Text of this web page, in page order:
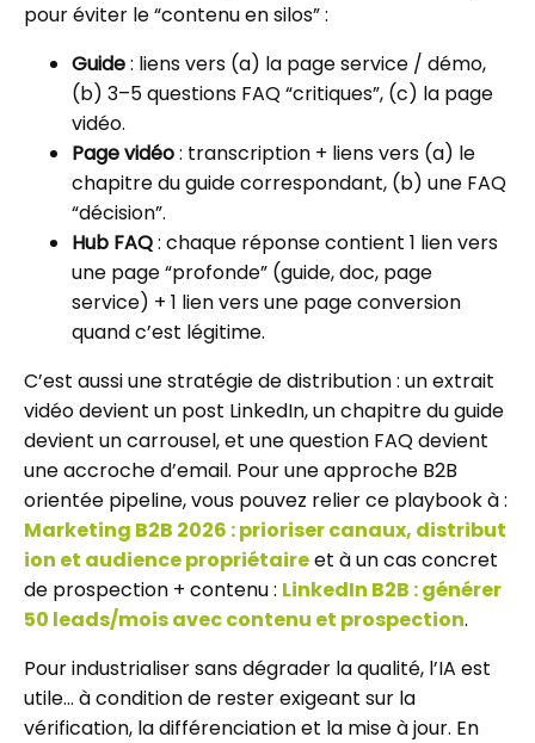
pour éviter le “contenu en silos” :
Guide: liens vers (a) la page service / démo,
(b) 3–5 questions FAQ “critiques”, (c) la page
vidéo.
Page vidéo: transcription + liens vers (a) le
chapitre du guide correspondant, (b) une FAQ
“décision”.
Hub FAQ: chaque réponse contient 1 lien vers
une page “profonde” (guide, doc, page
service) + 1 lien vers une page conversion
quand c’est légitime.
C’est aussi une stratégie de distribution : un extrait
vidéo devient un post LinkedIn, un chapitre du guide
devient un carrousel, et une question FAQ devient
une accroche d’email. Pour une approche B2B
orientée pipeline, vous pouvez relier ce playbook à :
Marketing B2B 2026 : prioriser canaux, distribut
ion et audience propriétaireet à un cas concret
de prospection + contenu : LinkedIn B2B : générer
50 leads/mois avec contenu et prospection.
Pour industrialiser sans dégrader la qualité, l’IA est
utile… à condition de rester exigeant sur la
vérification, la différenciation et la mise à jour. En